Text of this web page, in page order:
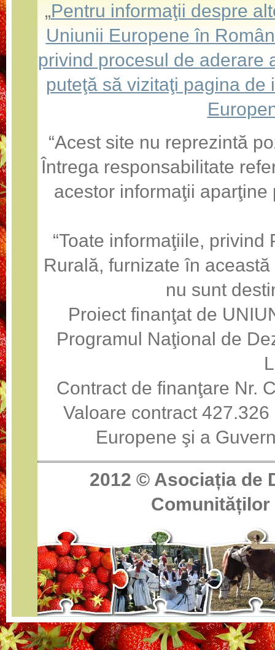
„Pentru informaţii despre
Uniunii Europene în
privind procesul de aderare
puteţă să vizitaţi pagina
“Acest site nu reprezintă
Întrega responsabilitate
acestor informaţii
“Toate informaţiile,
Rurală, furnizate în
nu sunt
Proiect finanţat de
Programul Naţional de
Contract de finanţare Nr.
Valoare contract
Europene şi a
2012 © Asociația de
Comunităților